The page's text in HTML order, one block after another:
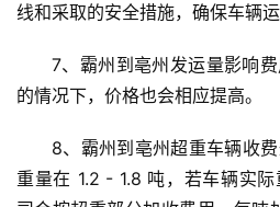
线和采取的安全措施，确保车辆运
7、霸州到亳州发运量影响
的情况下，价格也会相应提高。
8、霸州到亳州超重车辆收
重量在 1.2 - 1.8 吨，若车辆实